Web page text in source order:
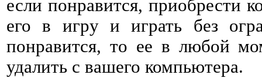
если понравится, приобрести
его в игру и играть без
понравится, то ее в любой
удалить с вашего компьютера.